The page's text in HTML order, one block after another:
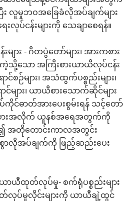
း လူမှုဘဝအခြေခံလိုအပ်ချက်များ
ပ်ငန်းများကို သေချာစေရန်။
ျား - ဂီတပွဲတော်များ၊ အားကစား
ား ကဲ့သို့သော အကြီးစားယာယီလုပ်ငန်း
ာင်စဉ်များ၊ အသံထွက်ပစ္စည်းများ၊
ျား၊ ယာယီစားသောက်ဆိုင်များ
ဓာတ်အားပေးစွမ်းရန် သင့်တော်
စားအလိုက် ယူနစ်အရေအတွက်ကို
အတိုတောင်းကာလအတွင်း
စွာလိုအပ်ချက်ကို ဖြည့်ဆည်းပေး
ယီထုတ်လုပ်မှု- စက်ရုံပစ္စည်းများ
ထုတ်လုပ်မှုလိုင်းများကို ယာယီချဲ့ထွင်